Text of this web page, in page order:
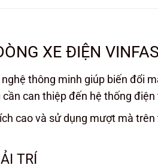
XE ĐIỆN
thông minh giúp biến đổi
can thiệp đến hệ thống
cao và sử dụng mượt mà
TRÍ